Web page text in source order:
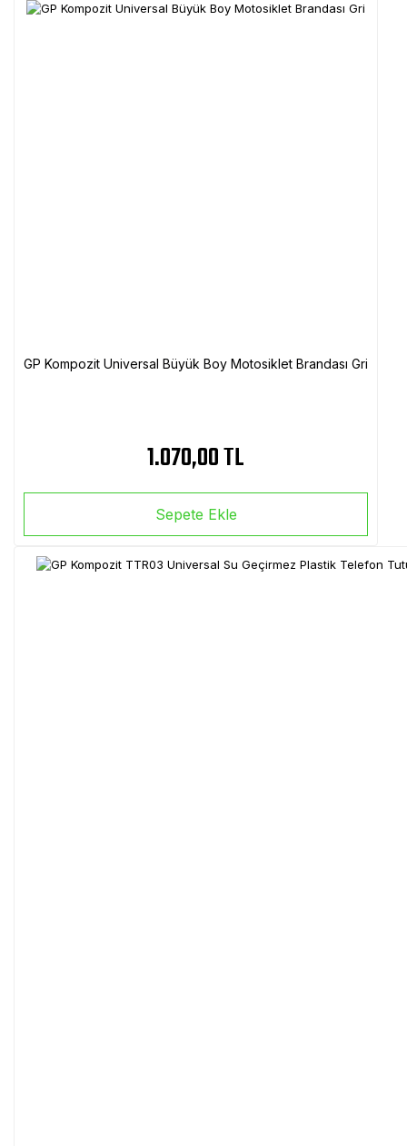
GP Kompozit Universal Büyük Boy Motosiklet Brandası Gri
1.070,00 TL
Sepete Ekle